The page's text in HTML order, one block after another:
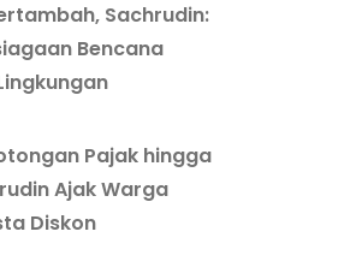
Sachrudin:
Bencana
Pajak hingga
Ajak Warga
Diskon